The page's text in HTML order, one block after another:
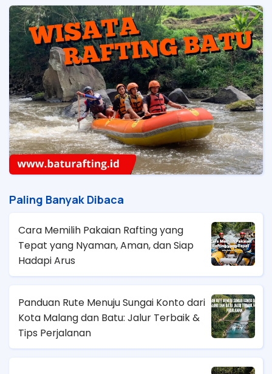
Paling Banyak Dibaca
Cara Memilih Pakaian Rafting yang
Tepat yang Nyaman, Aman, dan Siap
Hadapi Arus
Panduan Rute Menuju Sungai Konto dari
Kota Malang dan Batu: Jalur Terbaik &
Tips Perjalanan